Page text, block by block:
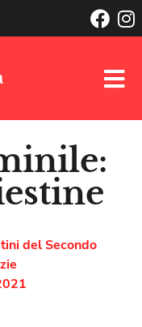
del Secondo